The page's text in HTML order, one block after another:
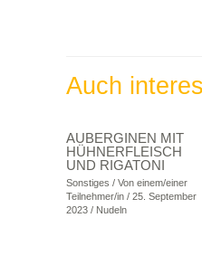
Auch
AUBERGINEN MIT
HÜHNERFLEISCH
UND RIGATONI
Sonstiges / Von einem/einer
Teilnehmer/in / 25. September
2023 / Nudeln